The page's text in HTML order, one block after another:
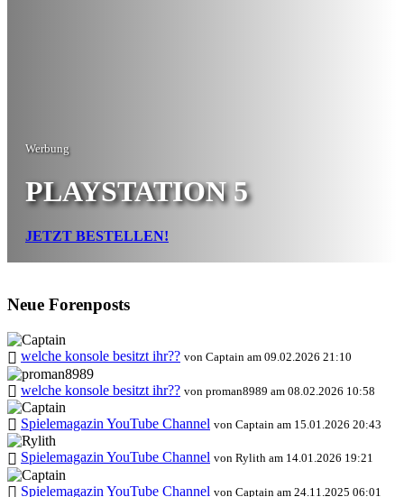
Werbung
PLAYSTATION 5
JETZT BESTELLEN!
Neue Forenposts
welche konsole besitzt ihr?? von Captain am 09.02.2026 21:10
welche konsole besitzt ihr?? von proman8989 am 08.02.2026 10:58
Spielemagazin YouTube Channel von Captain am 15.01.2026 20:43
Spielemagazin YouTube Channel von Rylith am 14.01.2026 19:21
Spielemagazin YouTube Channel von Captain am 24.11.2025 06:01